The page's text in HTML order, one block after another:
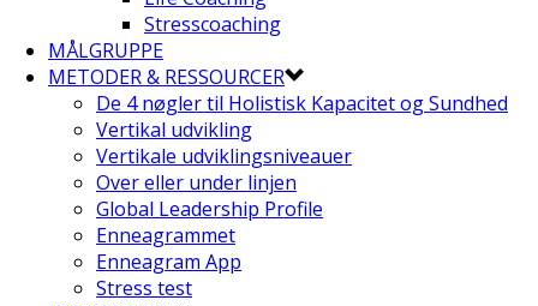
Stresscoaching
MÅLGRUPPE
METODER & RESSOURCER
De 4 nøgler til Holistisk Kapacitet og Sundhed
Vertikal udvikling
Vertikale udviklingsniveauer
Over eller under linjen
Global Leadership Profile
Enneagrammet
Enneagram App
Stress test